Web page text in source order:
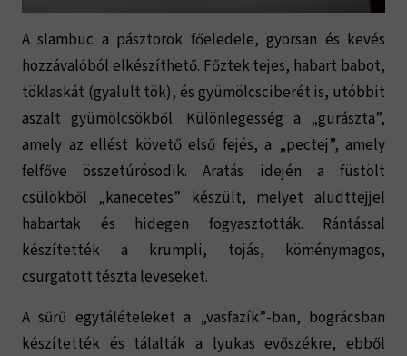
A slambuc a pásztorok főeledele, gyorsan és kevés
hozzávalóból elkészíthető. Főztek tejes, habart babot,
töklaskát (gyalult tök), és gyümölcsciberét is, utóbbit
aszalt gyümölcsökből. Különlegesség a „gurászta”,
amely az ellést követő első fejés, a „pectej”, amely
felfőve összetúrósodik. Aratás idején a füstölt
csülökből „kanecetes” készült, melyet aludttejjel
habartak és hidegen fogyasztották. Rántással
készítették a krumpli, tojás, köménymagos,
csurgatott tészta leveseket.
A sűrű egytálételeket a „vasfazík”-ban, bográcsban
készítették és tálalták a lyukas evőszékre, ebből